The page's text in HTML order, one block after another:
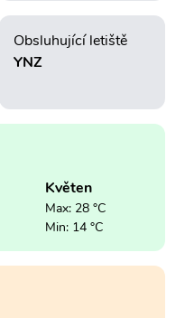
Obsluhující letiště
YNZ
Květen
Max: 28 °C
Min: 14 °C